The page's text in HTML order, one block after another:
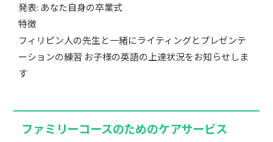
発表: あなた自身の卒業式
特徴
フィリピン人の先生と一緒にライティングとプレゼンテ
ーションの練習 お子様の英語の上達状況をお知らせしま
す
ファミリーコースのためのケアサービス